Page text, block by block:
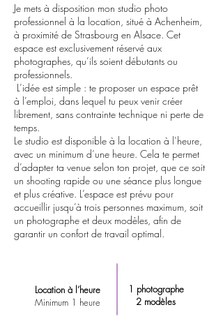
Je mets à disposition mon studio photo
professionnel à la location, situé à
Achenheim, à proximité de Strasbourg
en Alsace. Cet espace est
exclusivement réservé aux
photographes, qu’ils soient débutants
ou professionnels.
L’idée est simple : te proposer un
espace prêt à l’emploi, dans lequel tu
peux venir créer librement, sans
Le studio est disponible à la location à
l’heure, avec un minimum d’une heure.
Cela te permet d’adapter ta venue
Je mets à disposition mon studio photo
professionnel à la location, situé à Achenheim,
à proximité de Strasbourg en Alsace. Cet
espace est exclusivement réservé aux
photographes, qu’ils soient débutants ou
professionnels.
L’idée est simple : te proposer un espace prêt
à l’emploi, dans lequel tu peux venir créer
librement, sans contrainte technique ni perte de
temps.
Le studio est disponible à la location à l’heure,
avec un minimum d’une heure. Cela te permet
d’adapter ta venue selon ton projet, que ce soit
un shooting rapide ou une séance plus longue
et plus créative. L’espace est prévu pour
accueillir jusqu’à trois personnes maximum, soit
un photographe et deux modèles, afin de
garantir un confort de travail optimal.
Location à l’heure
Minimum 1 heure
1 photographe
2 modèles